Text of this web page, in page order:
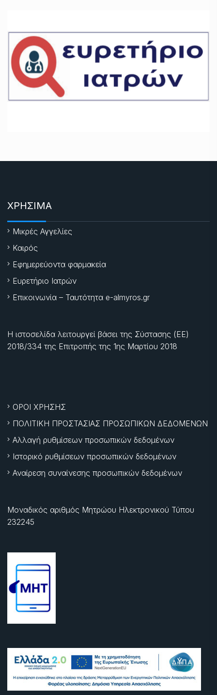
ΧΡΗΣΙΜΑ
Μικρές Αγγελίες
Καιρός
Εφημερεύοντα φαρμακεία
Ευρετήριο Ιατρών
Επικοινωνία – Ταυτότητα e-almyros.gr
Η ιστοσελίδα λειτουργεί βάσει της Σύστασης (ΕΕ)
2018/334 της Επιτροπής της 1ης Μαρτίου 2018
ΟΡΟΙ ΧΡΗΣΗΣ
ΠΟΛΙΤΙΚΗ ΠΡΟΣΤΑΣΙΑΣ ΠΡΟΣΩΠΙΚΩΝ ΔΕΔΟΜΕΝΩΝ
Αλλαγή ρυθμίσεων προσωπικών δεδομένων
Ιστορικό ρυθμίσεων προσωπικών δεδομένων
Αναίρεση συναίνεσης προσωπικών δεδομένων
Μοναδικός αριθμός Μητρώου Ηλεκτρονικού Τύπου
232245